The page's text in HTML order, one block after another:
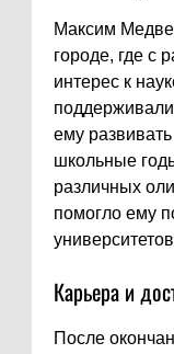
Максим
городе, где с
интерес к
ему
школьные
различных
помогло ему
Карьера и
После